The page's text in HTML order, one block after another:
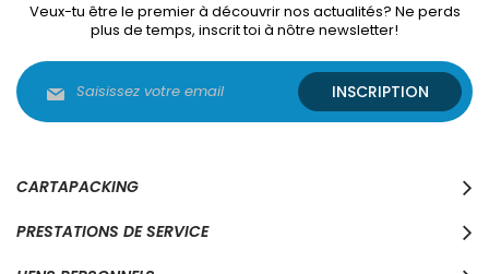
Veux-tu être le premier à découvrir nos actualités? Ne perds
plus de temps, inscrit toi à nôtre newsletter!
à
notre
INSCRIPTION
CARTAPACKING
PRESTATIONS DE SERVICE